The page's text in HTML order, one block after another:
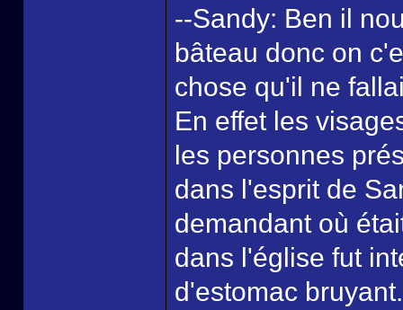
--Sandy: Ben il
bâteau donc on
chose qu'il ne
En effet les
les personnes
dans l'esprit de
demandant où
dans l'église fut
d'estomac